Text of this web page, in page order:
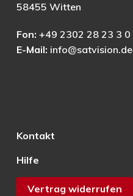
58455 Witten
Fon: +49 2302 28 23 3 0
E-Mail: info@satvision.de
Kontakt
Hilfe
Vertrag widerrufen